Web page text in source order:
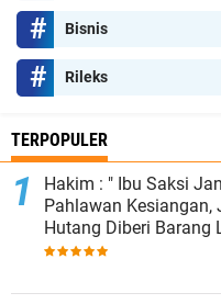
Bisnis
Rileks
TERPOPULER
Hakim : " Ibu Saksi
Pahlawan Kesiangan,
Hutang Diberi Barang